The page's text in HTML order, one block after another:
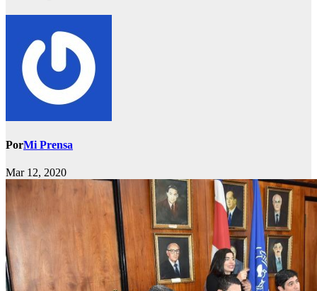
PorMi Prensa
Mar 12, 2020